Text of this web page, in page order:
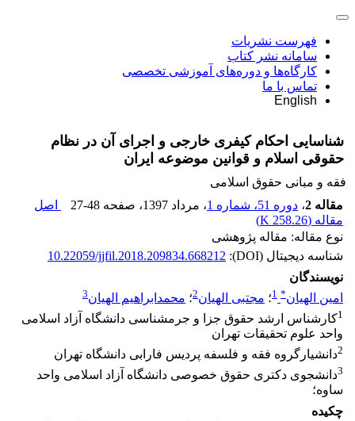
فهرست نشریات
سامانه نشر کتاب
کارگاه‌ها و دوره‌های آموزشی تخصصی
تماس با ما
English
شناسایی احکام کیفری خارجی و اجرای آن در نظام
حقوقی اسلام و قوانین موضوعه ایران
فقه و مبانی حقوق اسلامی
مقاله 2
، دوره 51، شماره 1 ، مرداد 1397 ، صفحه 27-48
اصل
مقاله (258.26 K
)
نوع مقاله: مقاله پژوهشی
شناسه دیجیتال (DOI):
10.22059/jjfil.2018.209834.668212
نویسندگان
امین الهیان*
1؛ مجتبی الهیان2؛ محمدابراهیم الهیان3
1کارشناس ارشد حقوق جزا و جرمشناسی دانشگاه آزاد اسلامی
واحد علوم تحقیقات تهران
2دانشیارگروه فقه و فلسفه پردیس فارابی دانشگاه تهران
3دانشجوی دکتری حقوق خصوصی دانشگاه آزاد اسلامی واحد
ساوه؛
چکیده